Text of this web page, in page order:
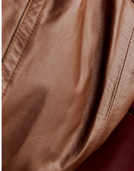
Classy, sassy,